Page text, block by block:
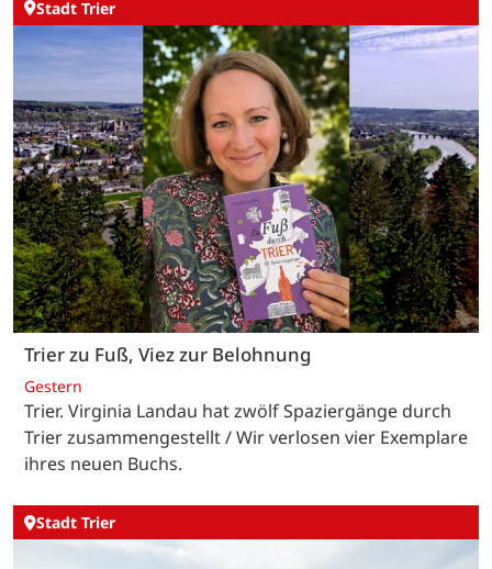
Stadt Trier
Trier zu Fuß, Viez zur Belohnung
Gestern
Trier. Virginia Landau hat zwölf Spaziergänge durch
Trier zusammengestellt / Wir verlosen vier Exemplare
ihres neuen Buchs.
Stadt Trier